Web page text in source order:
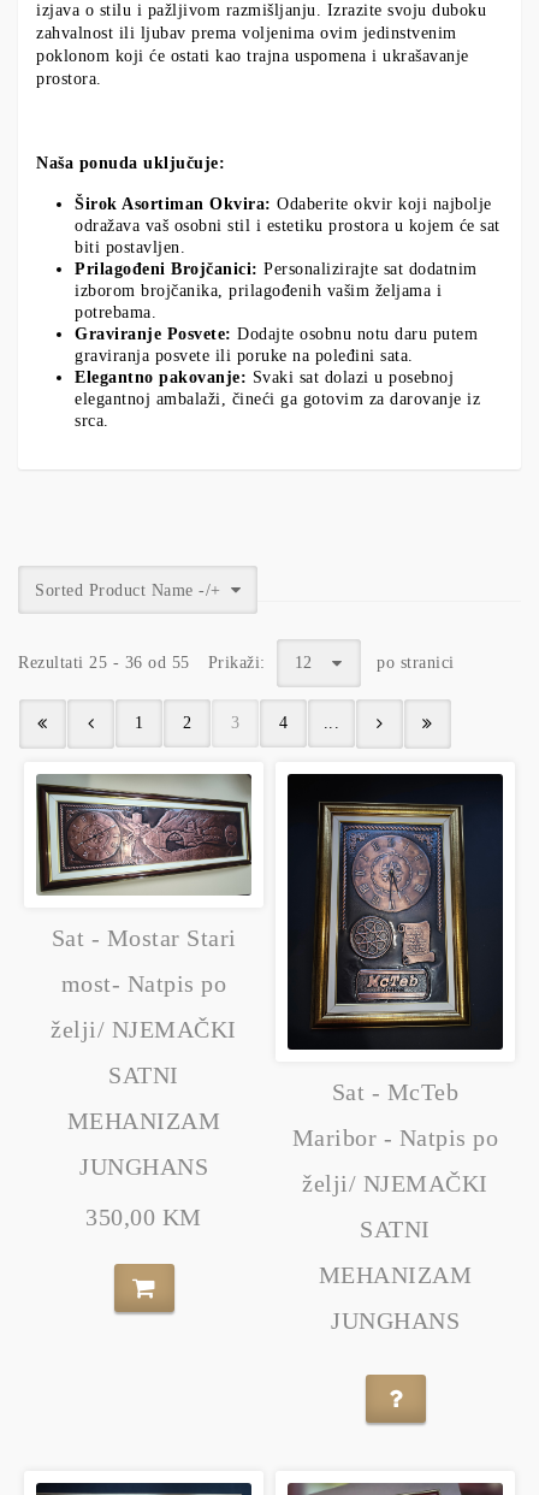
izjava o stilu i pažljivom razmišljanju. Izrazite svoju duboku
zahvalnost ili ljubav prema voljenima ovim jedinstvenim
poklonom koji će ostati kao trajna uspomena i ukrašavanje
prostora.
Naša ponuda uključuje:
Širok Asortiman Okvira: Odaberite okvir koji najbolje
odražava vaš osobni stil i estetiku prostora u kojem će sat
biti postavljen.
Prilagođeni Brojčanici: Personalizirajte sat dodatnim
izborom brojčanika, prilagođenih vašim željama i
potrebama.
Graviranje Posvete: Dodajte osobnu notu daru putem
graviranja posvete ili poruke na poleđini sata.
Elegantno pakovanje: Svaki sat dolazi u posebnoj
elegantnoj ambalaži, čineći ga gotovim za darovanje iz
srca.
Sorted Product Name -/+
Rezultati 25 - 36 od 55 Prikaži: 12 po stranici
1 2 3 4 ...
Sat - Mostar Stari
most- Natpis po
želji/ NJEMAČKI
SATNI
MEHANIZAM
JUNGHANS
350,00 KM
Sat - McTeb
Maribor - Natpis po
želji/ NJEMAČKI
SATNI
MEHANIZAM
JUNGHANS